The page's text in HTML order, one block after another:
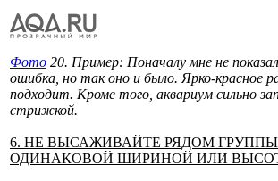
Фото 20. Пример: Поначалу мне не
ошибка, но так оно и было. Ярко-красное
подходит. Кроме того, аквариум сильно
стрижкой.
6. НЕ ВЫСАЖИВАЙТЕ РЯДОМ
ОДИНАКОВОЙ ШИРИНОЙ ИЛИ